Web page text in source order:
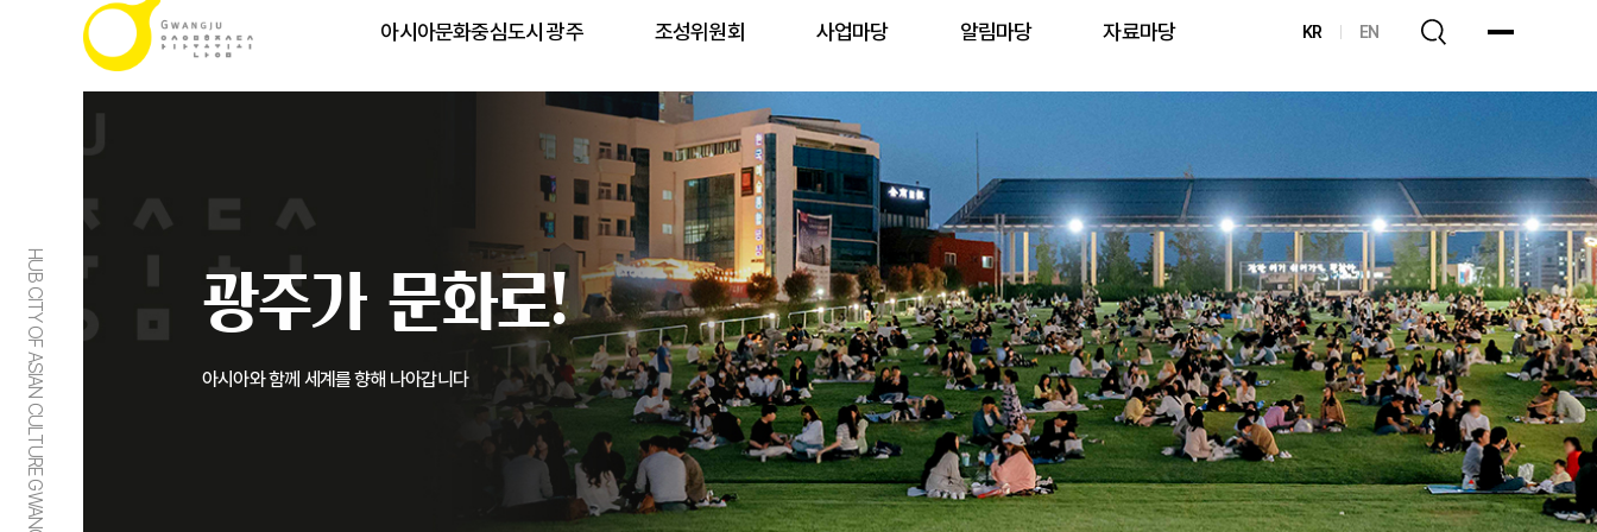
아시아문화중심도시 광주 조성위원회 사업마당 알림마당 자료마당 KR EN
HUB CITY OF ASIAN CULTURE GWANGJU 광주가 문화로!
아시아와 함께 세계를 향해 나아갑니다